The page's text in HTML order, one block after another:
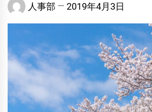
人事部 2019年4月3日